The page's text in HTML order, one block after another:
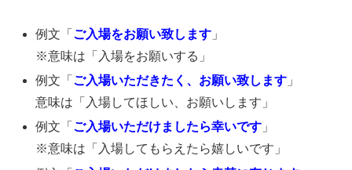
例文「 ご入場をお願い致します 」
※意味は「入場をお願いする」
例文「 ご入場いただきたく、お願い致します 」
意味は「入場してほしい、お願いします」
例文「 ご入場いただけましたら幸いです 」
※意味は「入場してもらえたら嬉しいです」